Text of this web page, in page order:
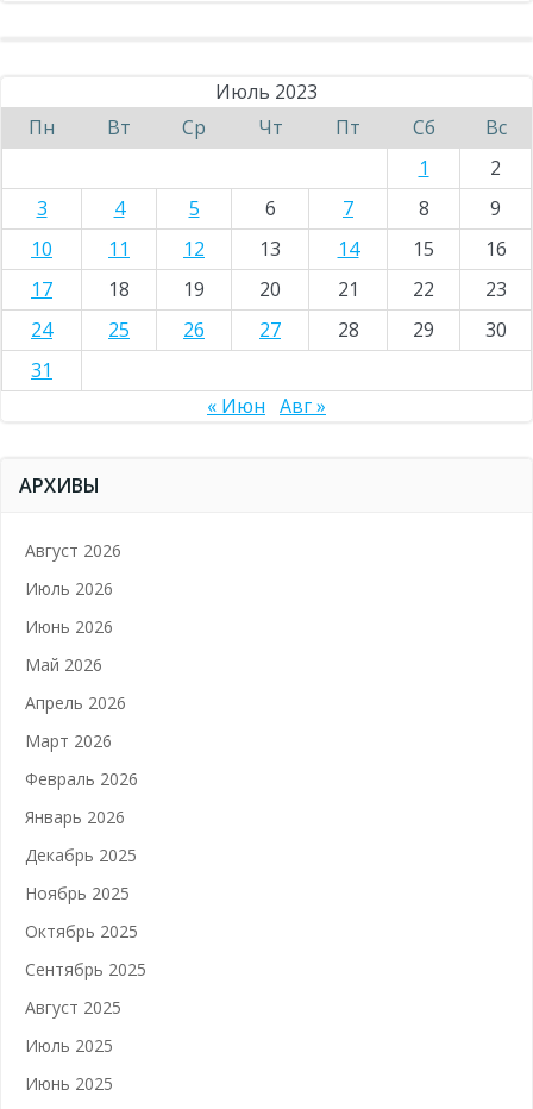
Июль 2023
Пн
Вт Ср Чт Пт Сб
Вс
1
2
3
4 5 6 7 8
9
10
11 12 13 14 15
16
17
18 19 20 21 22
23
24
25 26 27 28 29
30
31
« Июн Авг »
АРХИВЫ
Август 2026
Июль 2026
Июнь 2026
Май 2026
Апрель 2026
Март 2026
Февраль 2026
Январь 2026
Декабрь 2025
Ноябрь 2025
Октябрь 2025
Сентябрь 2025
Август 2025
Июль 2025
Июнь 2025